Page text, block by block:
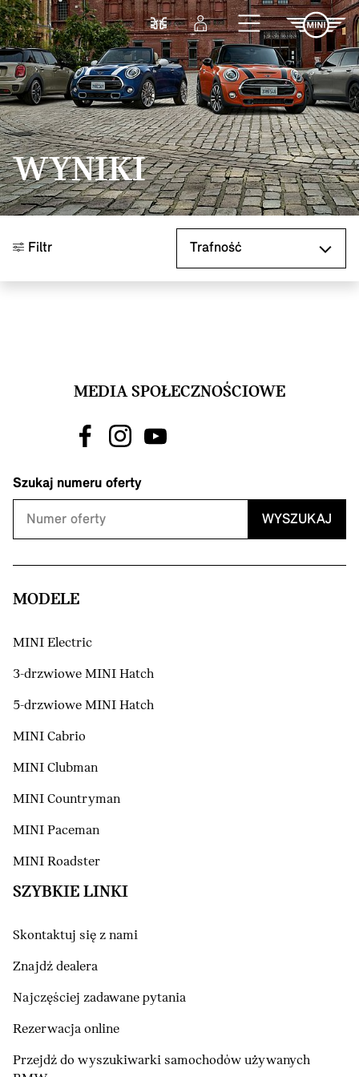
Przejdź do głównej treści
PorównajZaloguj się
WYNIKI
Filtr
MEDIA SPOŁECZNOŚCIOWE
Szukaj numeru oferty
WYSZUKAJ
MODELE
MINI Electric
3-drzwiowe MINI Hatch
5-drzwiowe MINI Hatch
MINI Cabrio
MINI Clubman
MINI Countryman
MINI Paceman
MINI Roadster
SZYBKIE LINKI
Skontaktuj się z nami
Znajdź dealera
Najczęściej zadawane pytania
Rezerwacja online
Przejdź do wyszukiwarki samochodów używanych